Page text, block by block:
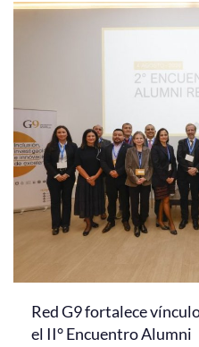
Red G9 fortalece
el II° Encuentro Alumni